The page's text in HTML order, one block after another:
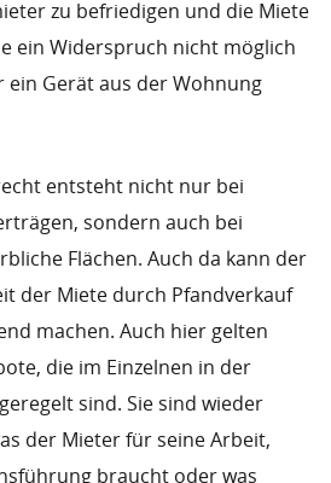
zu befriedigen und die Miete
ein Widerspruch nicht möglich
ein Gerät aus der Wohnung
entsteht nicht nur bei
sondern auch bei
Flächen. Auch da kann der
der Miete durch Pfandverkauf
machen. Auch hier gelten
die im Einzelnen in der
sind. Sie sind wieder
der Mieter für seine Arbeit,
braucht oder was